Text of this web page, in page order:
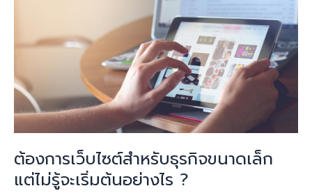
ต้องการเว็บไซต์สำหรับธุรกิจขนาดเล็ก
แต่ไม่รู้จะเริ่มต้นอย่างไร ?
เล็ก
ไม่รู้
จะ
เริ่ม
ต้น
อย่างไร
?